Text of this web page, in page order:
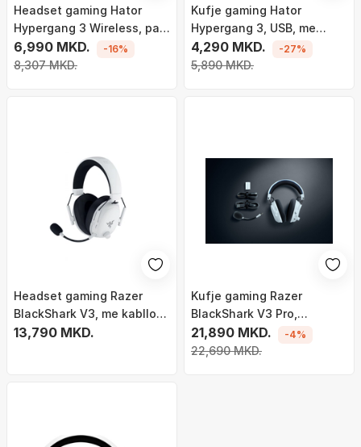
Headset gaming Hator
Hypergang 3 Wireless, pa
kabllo, Bluetooth, i zi
6,990 MKD.
8,307 MKD.
-16%
Kufje gaming Hator
Hypergang 3, USB, me
mikrofon, të zeza
4,290 MKD.
5,890 MKD.
-27%
Headset gaming Razer
BlackShark V3, me kabllo
dhe wireless, USB Type A
13,790 MKD.
Kufje gaming Razer
BlackShark V3 Pro,
wireless dhe me kabllo,
USB dhe Bluetooth, të
21,890 MKD.
22,690 MKD.
-4%